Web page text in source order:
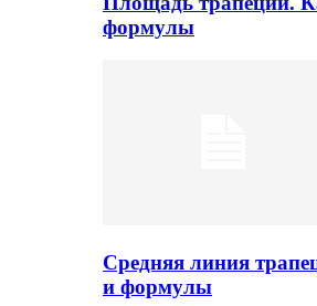
формулы
Средняя линия
и формулы